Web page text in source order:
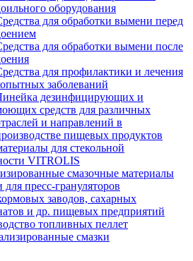
оборудования
для обработки вымени перед
для обработки вымени после
для профилактики и лечения
заболеваний
дезинфицирующих и
средств для различных
и направлений в
пищевых продуктов
для стекольной
VITROLIS
смазочные материалы
для пресс-грануляторов
заводов, сахарных
и др. пищевых предприятий
топливных пеллет
смазки